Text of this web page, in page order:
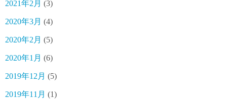
2021年2月 (3)
2020年3月 (4)
2020年2月 (5)
2020年1月 (6)
2019年12月 (5)
2019年11月 (1)